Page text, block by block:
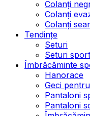
Colanți
Colanți
Colanți
Tendințe
Seturi
Seturi sport
Îmbrăcăminte
Hanorace
Geci
Pantaloni
Pantaloni